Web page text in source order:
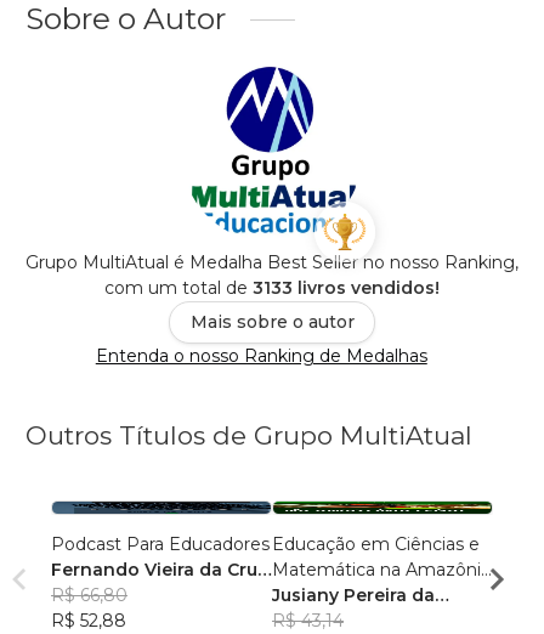
Sobre o Autor
Grupo MultiAtual é Medalha Best Seller no nosso Ranking,
com um total de 3133 livros vendidos!
Mais sobre o autor
Entenda o nosso Ranking de Medalhas
Outros Títulos de Grupo MultiAtual
Podcast Para Educadores
Fernando Vieira da Cruz
(Fernandinho Cruz)
R$ 66,80
R$ 52,88
Educação em Ciências e
Matemática na Amazônia
Legal: Pesquisas e
Práticas Pedagógicas
Jusiany Pereira da
Cunha dos Santos
R$ 43,14
Érica